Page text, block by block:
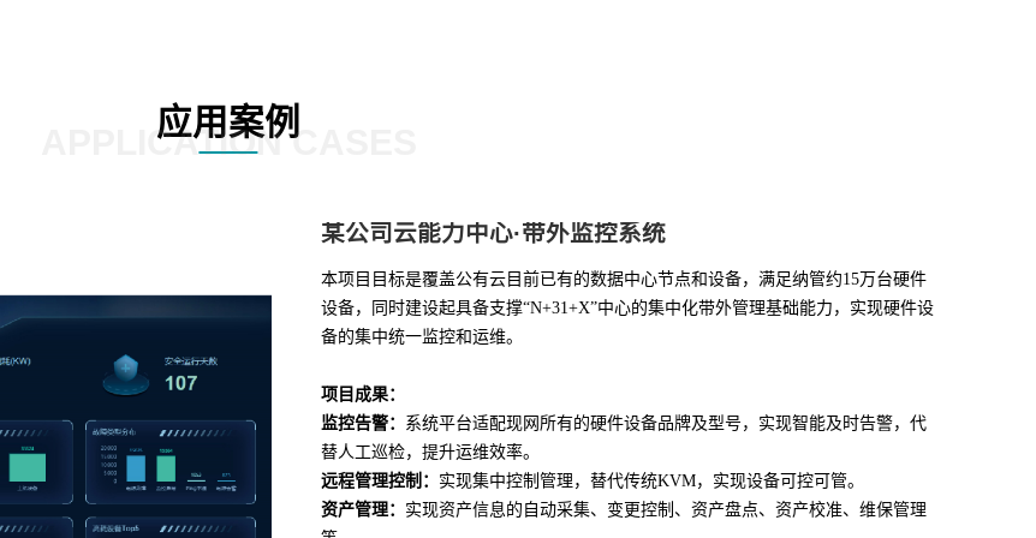
应用案例
APPLICATION CASES
某公司云能力中心·带外监控系统
本项目目标是覆盖公有云目前已有的数据中心节点和设备，满足纳管约15万台硬件
设备，同时建设起具备支撑“N+31+X”中心的集中化带外管理基础能力，实现硬件设
备的集中统一监控和运维。
项目成果：
监控告警： 系统平台适配现网所有的硬件设备品牌及型号，实现智能及时告警，代
替人工巡检，提升运维效率。
远程管理控制： 实现集中控制管理，替代传统KVM，实现设备可控可管。
资产管理： 实现资产信息的自动采集、变更控制、资产盘点、资产校准、维保管理